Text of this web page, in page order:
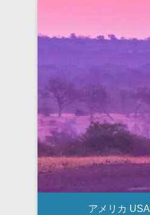
アメリカ USA